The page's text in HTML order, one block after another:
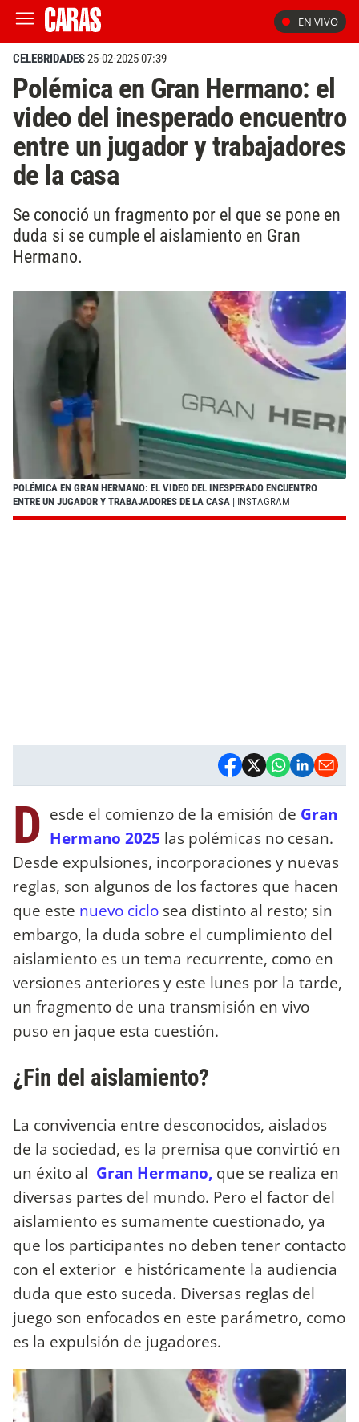
EN VIVO
CELEBRIDADES25-02-2025 07:39
Polémica en Gran Hermano: el
video del inesperado encuentro
entre un jugador y trabajadores
de la casa
Se conoció un fragmento por el que se pone en
duda si se cumple el aislamiento en Gran
Hermano.
POLÉMICA EN GRAN HERMANO: EL VIDEO DEL INESPERADO ENCUENTRO
ENTRE UN JUGADOR Y TRABAJADORES DE LA CASA | INSTAGRAM
D esde el comienzo de la emisión de Gran
Hermano 2025 las polémicas no cesan.
Desde expulsiones, incorporaciones y nuevas
reglas, son algunos de los factores que hacen
que este nuevo ciclo sea distinto al resto; sin
embargo, la duda sobre el cumplimiento del
aislamiento es un tema recurrente, como en
versiones anteriores y este lunes por la tarde,
un fragmento de una transmisión en vivo
puso en jaque esta cuestión.
¿Fin del aislamiento?
La convivencia entre desconocidos, aislados
de la sociedad, es la premisa que convirtió en
un éxito al Gran Hermano, que se realiza en
diversas partes del mundo. Pero el factor del
aislamiento es sumamente cuestionado, ya
que los participantes no deben tener contacto
con el exterior e históricamente la audiencia
duda que esto suceda. Diversas reglas del
juego son enfocados en este parámetro, como
es la expulsión de jugadores.